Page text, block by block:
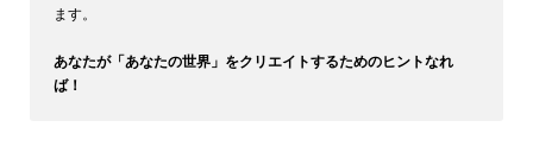
ます。
あなたが「あなたの世界」をクリエイトするためのヒントなれ
ば！